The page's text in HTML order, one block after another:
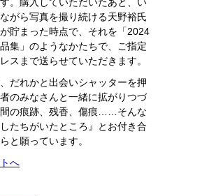
がら写真を撮り続ける天野裕氏
貯まった時点で、それを「2024
集」のようなかたちで、ご指定
スまで送らせていただきます。
だれかと出会いシャッターを押
のみなさんと一緒に拡がりつづ
の痕跡、残香、傷痕……そんな
たちがいたところ』とお付き合
と願っています。
へ